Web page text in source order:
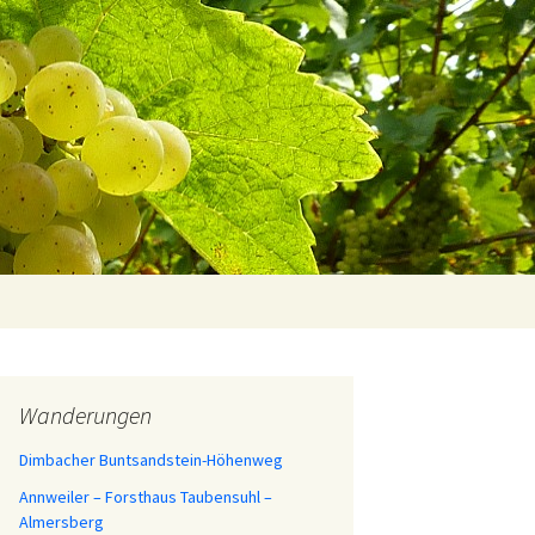
Wanderungen
Dimbacher Buntsandstein-Höhenweg
Annweiler – Forsthaus Taubensuhl –
Almersberg